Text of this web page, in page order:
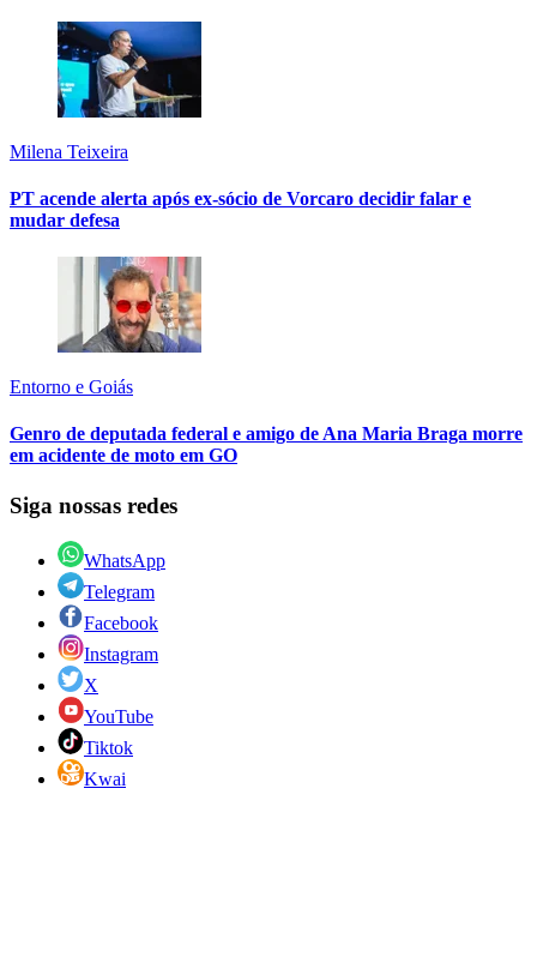
Milena Teixeira
PT acende alerta após ex-sócio de Vorcaro decidir falar e
mudar defesa
Entorno e Goiás
Genro de deputada federal e amigo de Ana Maria Braga morre
em acidente de moto em GO
Siga nossas redes
WhatsApp
Telegram
Facebook
Instagram
X
YouTube
Tiktok
Kwai